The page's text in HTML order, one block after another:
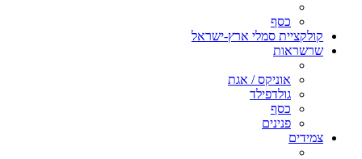
כסף
קולקציית סמלי ארץ-ישראל
שרשראות
אוניקס / אגת
גולדפילד
כסף
פנינים
צמידים